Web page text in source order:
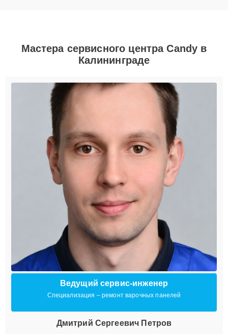
Мастера сервисного центра Candy в
Калининграде
Ведущий сервис-инженер
Специализация – ремонт варочных панелей
Дмитрий Сергеевич Петров